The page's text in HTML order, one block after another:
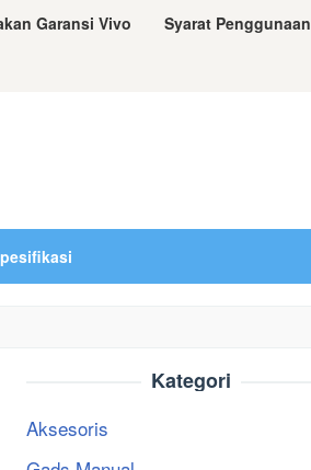
Garansi Vivo Syarat Penggunaan
Kategori
Aksesoris